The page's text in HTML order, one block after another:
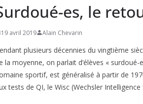
es, le
19 avril 2019 Alain Chevarin
plusieurs décennies du vingtième
la moyenne, on parlait d’élèves «
sportif, est généralisé à partir de
tests de QI, le Wisc (Wechsler